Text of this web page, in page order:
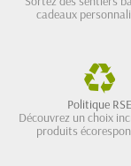
cadeaux
Politique RSE
Découvrez un choix
produits